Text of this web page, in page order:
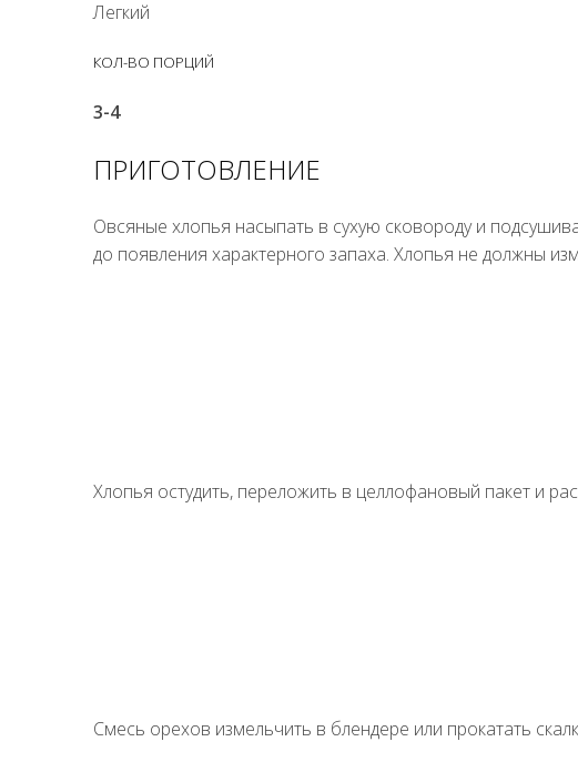
Легкий
КОЛ-ВО ПОРЦИЙ
3-4
ПРИГОТОВЛЕНИЕ
Овсяные хлопья насыпать в сухую сковороду и
до появления характерного запаха. Хлопья не должны
Хлопья остудить, переложить в целлофановый пакет и
Смесь орехов измельчить в блендере или прокатать